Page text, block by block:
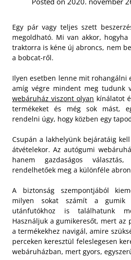
Egy pár vagy teljes szett
megoldható. Mi van akkor,
traktorra is kéne új abroncs, nem
a bobcat-ről.
Ilyen esetben lenne mit rohangálni
amíg végre mindent meg tudunk
webáruház viszont olyan kínálatot
termékeket és még sok mást,
rendelni úgy, hogy közben egy
Csupán a lakhelyünk bejáratáig
átvételekor. Az autógumi
hanem gazdaságos
rendelhetőek meg a különféle
A biztonság szempontjából
milyen sokat számít a gumik
utánfutókhoz is találhatunk
Használjuk a gumikeresőt, mert az
a termékekhez navigál, amire
perceken keresztül feleslegesen
webáruházban, mert gyors,